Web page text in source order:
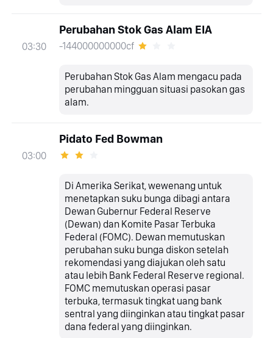
03:30
Perubahan Stok Gas Alam EIA
-144000000000cf
Perubahan Stok Gas Alam mengacu pada
perubahan mingguan situasi pasokan gas
alam.
03:00
Pidato Fed Bowman
Di Amerika Serikat, wewenang untuk
menetapkan suku bunga dibagi antara
Dewan Gubernur Federal Reserve
(Dewan) dan Komite Pasar Terbuka
Federal (FOMC). Dewan memutuskan
perubahan suku bunga diskon setelah
rekomendasi yang diajukan oleh satu
atau lebih Bank Federal Reserve regional.
FOMC memutuskan operasi pasar
terbuka, termasuk tingkat uang bank
sentral yang diinginkan atau tingkat pasar
dana federal yang diinginkan.